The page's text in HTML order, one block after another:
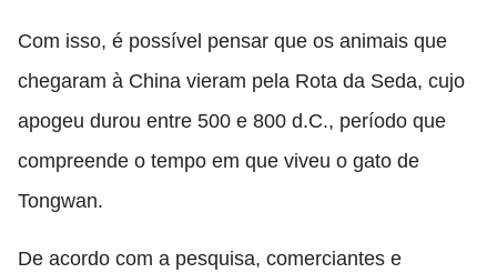
Com isso, é possível pensar que os animais que
chegaram à China vieram pela Rota da Seda, cujo
apogeu durou entre 500 e 800 d.C., período que
compreende o tempo em que viveu o gato de
Tongwan.
De acordo com a pesquisa, comerciantes e